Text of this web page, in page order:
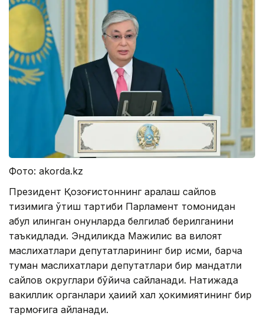
Фото: akorda.kz
Президент Қозоғистоннинг аралаш сайлов
тизимига ўтиш тартиби Парламент томонидан
қабул қилинган қонунларда белгилаб берилганини
таъкидлади. Эндиликда Мажилис ва вилоят
маслихатлари депутатларининг бир қисми, барча
туман маслихатлари депутатлари бир мандатли
сайлов округлари бўйича сайланади. Натижада
вакиллик органлари ҳақиқий халқ ҳокимиятининг бир
тармоғига айланади.